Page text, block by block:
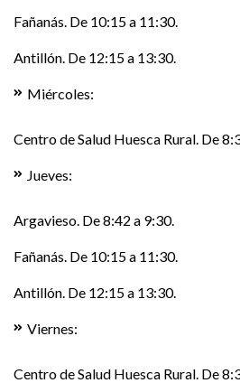
Fañanás. De 10:15 a 11:30.
Antillón. De 12:15 a 13:30.
Miércoles:
Centro de Salud Huesca Rural. De
Jueves:
Argavieso. De 8:42 a 9:30.
Fañanás. De 10:15 a 11:30.
Antillón. De 12:15 a 13:30.
Viernes:
Centro de Salud Huesca Rural. De